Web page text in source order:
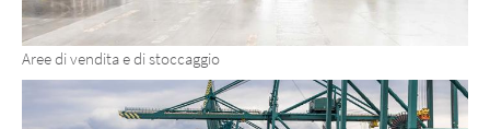
Aree di vendita e di stoccaggio